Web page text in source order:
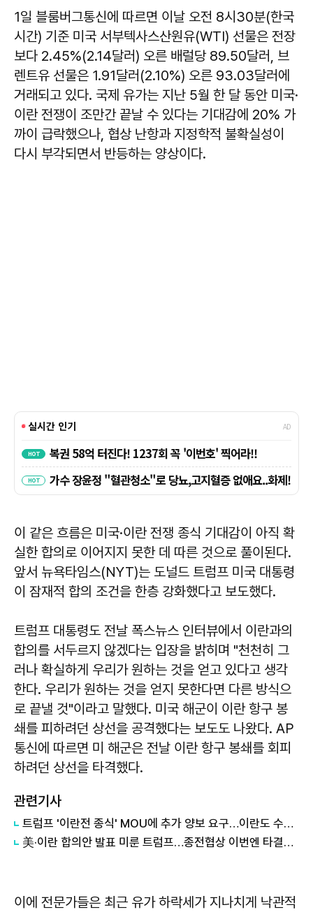
1일 블룸버그통신에 따르면 이날 오전 8시30분(한국
시간) 기준 미국 서부텍사스산원유(WTI) 선물은 전장
보다 2.45%(2.14달러) 오른 배럴당 89.50달러, 브
렌트유 선물은 1.91달러(2.10%) 오른 93.03달러에
거래되고 있다. 국제 유가는 지난 5월 한 달 동안 미국·
이란 전쟁이 조만간 끝날 수 있다는 기대감에 20% 가
까이 급락했으나, 협상 난항과 지정학적 불확실성이
다시 부각되면서 반등하는 양상이다.
이 같은 흐름은 미국·이란 전쟁 종식 기대감이 아직 확
실한 합의로 이어지지 못한 데 따른 것으로 풀이된다.
앞서 뉴욕타임스(NYT)는 도널드 트럼프 미국 대통령
이 잠재적 합의 조건을 한층 강화했다고 보도했다.
트럼프 대통령도 전날 폭스뉴스 인터뷰에서 이란과의
합의를 서두르지 않겠다는 입장을 밝히며 "천천히 그
러나 확실하게 우리가 원하는 것을 얻고 있다고 생각
한다. 우리가 원하는 것을 얻지 못한다면 다른 방식으
로 끝낼 것"이라고 말했다. 미국 해군이 이란 항구 봉
쇄를 피하려던 상선을 공격했다는 보도도 나왔다. AP
통신에 따르면 미 해군은 전날 이란 항구 봉쇄를 회피
하려던 상선을 타격했다.
관련기사
트럼프 '이란전 종식' MOU에 추가 양보 요구…이란도 수정 의견 낸다
美·이란 합의안 발표 미룬 트럼프…종전협상 이번엔 타결되나
이에 전문가들은 최근 유가 하락세가 지나치게 낙관적